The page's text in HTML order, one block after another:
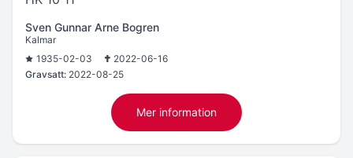
Sven Gunnar Arne Bogren
Kalmar
1935-02-03
2022-06-16
Gravsatt: 2022-08-25
Mer information